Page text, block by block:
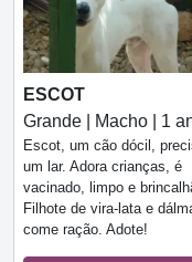
ESCOT
Grande | Macho | 1
Escot, um cão dócil,
um lar. Adora crianças, é
vacinado, limpo e
Filhote de vira-lata e
come ração. Adote!